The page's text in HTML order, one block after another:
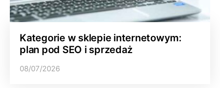
Kategorie w sklepie internetowym:
plan pod SEO i sprzedaż
08/07/2026